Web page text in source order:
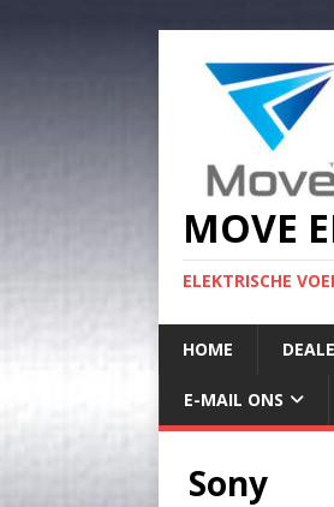
MOVE
ELEKTRISCHE
HOME
E-MAIL ONS
Sony